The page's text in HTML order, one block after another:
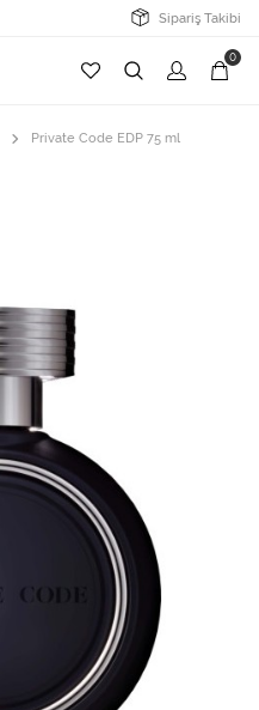
Sipariş Takibi
0
Private Code EDP 75 ml